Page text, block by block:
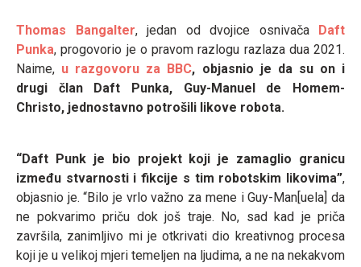
Thomas Bangalter, jedan od dvojice osnivača Daft
Punka, progovorio je o pravom razlogu razlaza dua 2021.
Naime, u razgovoru za BBC, objasnio je da su on i
drugi član Daft Punka, Guy-Manuel de Homem-
Christo, jednostavno potrošili likove robota.
“Daft Punk je bio projekt koji je zamaglio granicu
između stvarnosti i fikcije s tim robotskim likovima”,
objasnio je. “Bilo je vrlo važno za mene i Guy-Man[uela] da
ne pokvarimo priču dok još traje. No, sad kad je priča
završila, zanimljivo mi je otkrivati dio kreativnog procesa
koji je u velikoj mjeri temeljen na ljudima, a ne na nekakvom